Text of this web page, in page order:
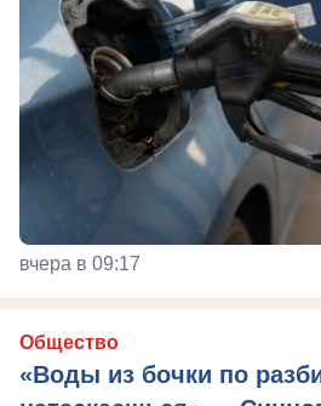
вчера в 09:17
Общество
«Воды из бочки по